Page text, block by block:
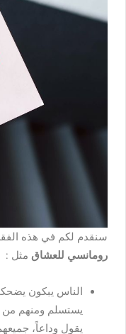
سنقدم لكم في هذه
رومانسي للعشاق مثل :
الناس يبكون
يستسلم ومنهم من
يقول وداعاً،